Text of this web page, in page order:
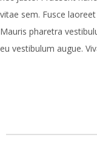
vitae sem. Fusce
Mauris pharetra
eu vestibulum augue.